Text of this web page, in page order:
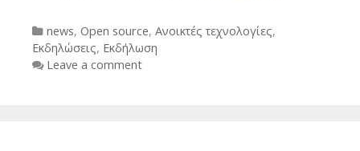
Categories
news, Open source, Ανοικτές τεχνολογίες,
Εκδηλώσεις, Εκδήλωση
Leave a comment